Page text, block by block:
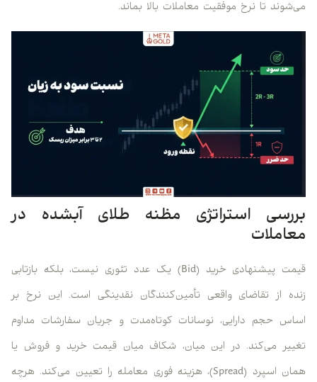
می‌شوند تا نرخ موفقیت معاملات بالا بماند.
بررسی استراتژی مظنه طلای آبشده در
معاملات
قیمت پیشنهادی خرید (Bid) یک عدد تئوری نیست، بلکه بازتابی
زنده از تقاضای واقعی تأمین‌کنندگان نقدینگی است. این نرخ بر
اساس حجم دارایی، نوسانات کوتاه‌مدت و جریان سفارشات مداوم
تغییر می‌کند. در این میان، شکاف میان قیمت خرید و فروش یا
همان اسپرد (Spread)، هزینه فوری معامله را تعیین می‌کند. هرچه